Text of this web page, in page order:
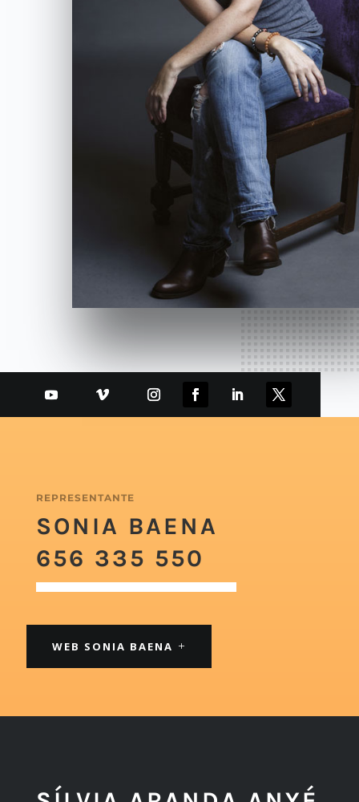
REPRESENTANTE
SONIA BAENA
656 335 550
WEB SONIA BAENA